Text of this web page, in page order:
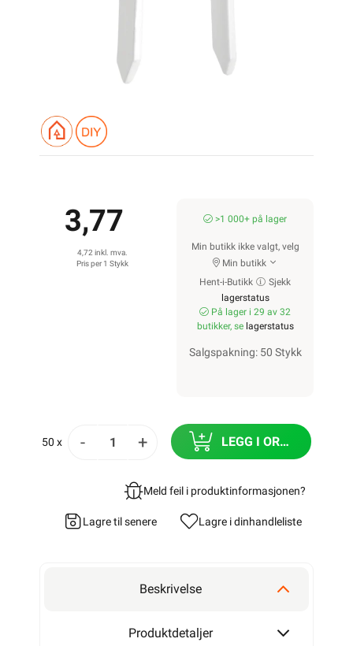
3,77
4,72 inkl. mva.
Pris per 1 Stykk
>1 000+ på lager
Min butikk ikke valgt, velg
Min butikk
Hent-i-Butikk
Sjekk
lagerstatus
På lager i 29 av 32
butikker, se lagerstatus
Salgspakning: 50 Stykk
50 x - + LEGG I ORDRE
Meld feil i produktinformasjonen?
Lagre til senere Lagre i dinhandleliste
Beskrivelse
Produktdetaljer